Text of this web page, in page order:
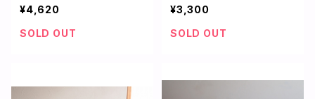
¥4,620
SOLD OUT
¥3,300
SOLD OUT